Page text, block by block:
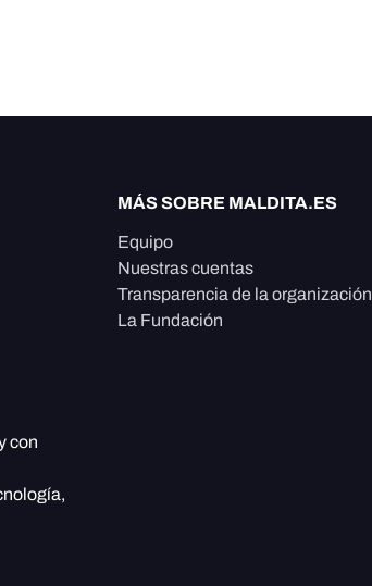
MÁS SOBRE MALDITA.ES
Equipo
Nuestras cuentas
Transparencia de la organización
La Fundación
con